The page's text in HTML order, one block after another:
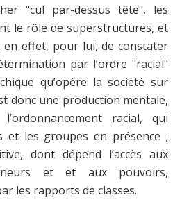
"cul par-dessus tête", les
le rôle de superstructures, et
en effet, pour lui, de constater
par l’ordre "racial"
qu’opère la société sur
donc une production mentale,
racial, qui
et les groupes en présence ;
dont dépend l’accès aux
et et aux pouvoirs,
les rapports de classes.